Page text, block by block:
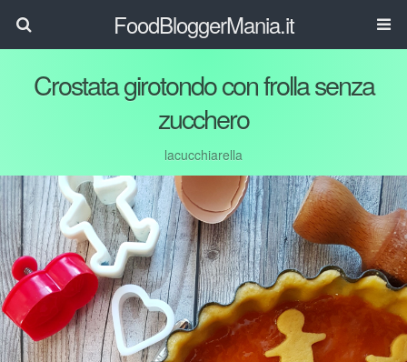
FoodBloggerMania.it
Crostata girotondo con frolla senza
zucchero
lacucchiarella